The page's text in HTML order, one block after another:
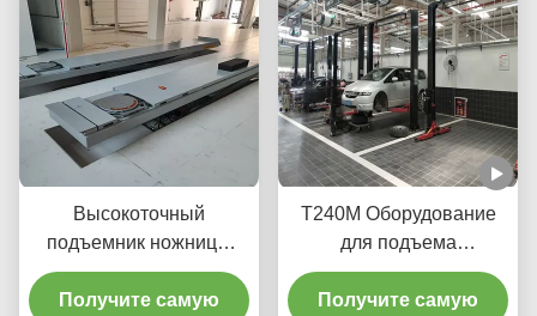
Высокоточный
подъемник ножницы
T400D 4000 кг
Получите самую
T240M Оборудование
для подъема
автомобилей с двумя
стойками с передовыми
Получите самую